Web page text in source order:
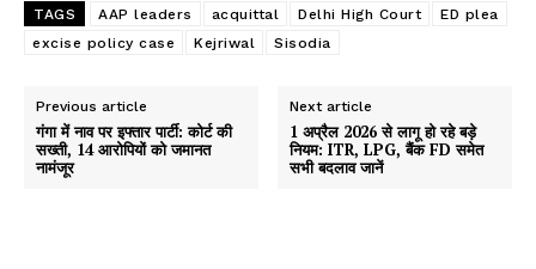
TAGS AAP leaders acquittal Delhi High Court
ED plea
excise policy case
Kejriwal Sisodia
Previous article
गंगा में नाव पर इफ्तार पार्टी: कोर्ट की
सख्ती, 14 आरोपियों को जमानत
नामंजूर
Next article
1 अप्रैल 2026 से लागू हो रहे बड़े
नियम: ITR, LPG, बैंक FD समेत
सभी बदलाव जानें